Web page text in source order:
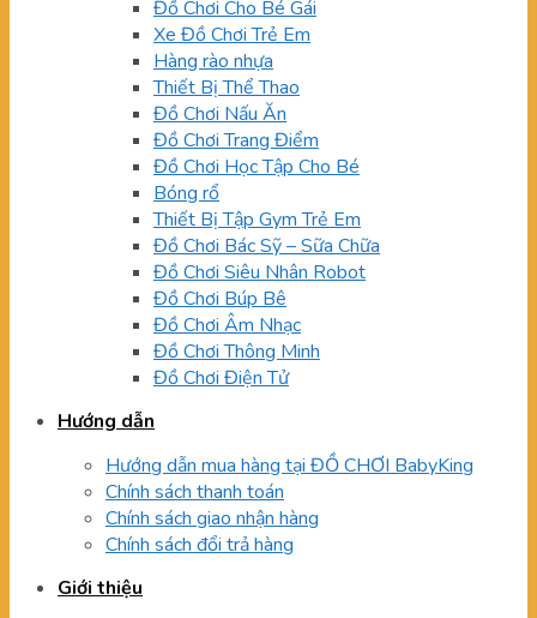
Đồ Chơi Cho Bé Gái
Xe Đồ Chơi Trẻ Em
Hàng rào nhựa
Thiết Bị Thể Thao
Đồ Chơi Nấu Ăn
Đồ Chơi Trang Điểm
Đồ Chơi Học Tập Cho Bé
Bóng rổ
Thiết Bị Tập Gym Trẻ Em
Đồ Chơi Bác Sỹ – Sữa Chữa
Đồ Chơi Siêu Nhân Robot
Đồ Chơi Búp Bê
Đồ Chơi Âm Nhạc
Đồ Chơi Thông Minh
Đồ Chơi Điện Tử
Hướng dẫn
Hướng dẫn mua hàng tại ĐỒ CHƠI BabyKing
Chính sách thanh toán
Chính sách giao nhận hàng
Chính sách đổi trả hàng
Giới thiệu